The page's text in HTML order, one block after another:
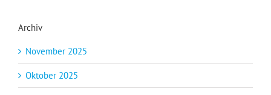
Archiv
November 2025
Oktober 2025